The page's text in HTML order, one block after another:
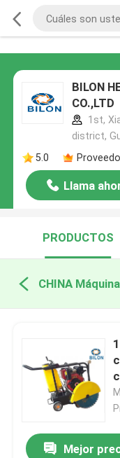
BILON
CO.,LTD
1st,
district,
5.0
Llama
PRODUCTOS
CHINA
Mejor